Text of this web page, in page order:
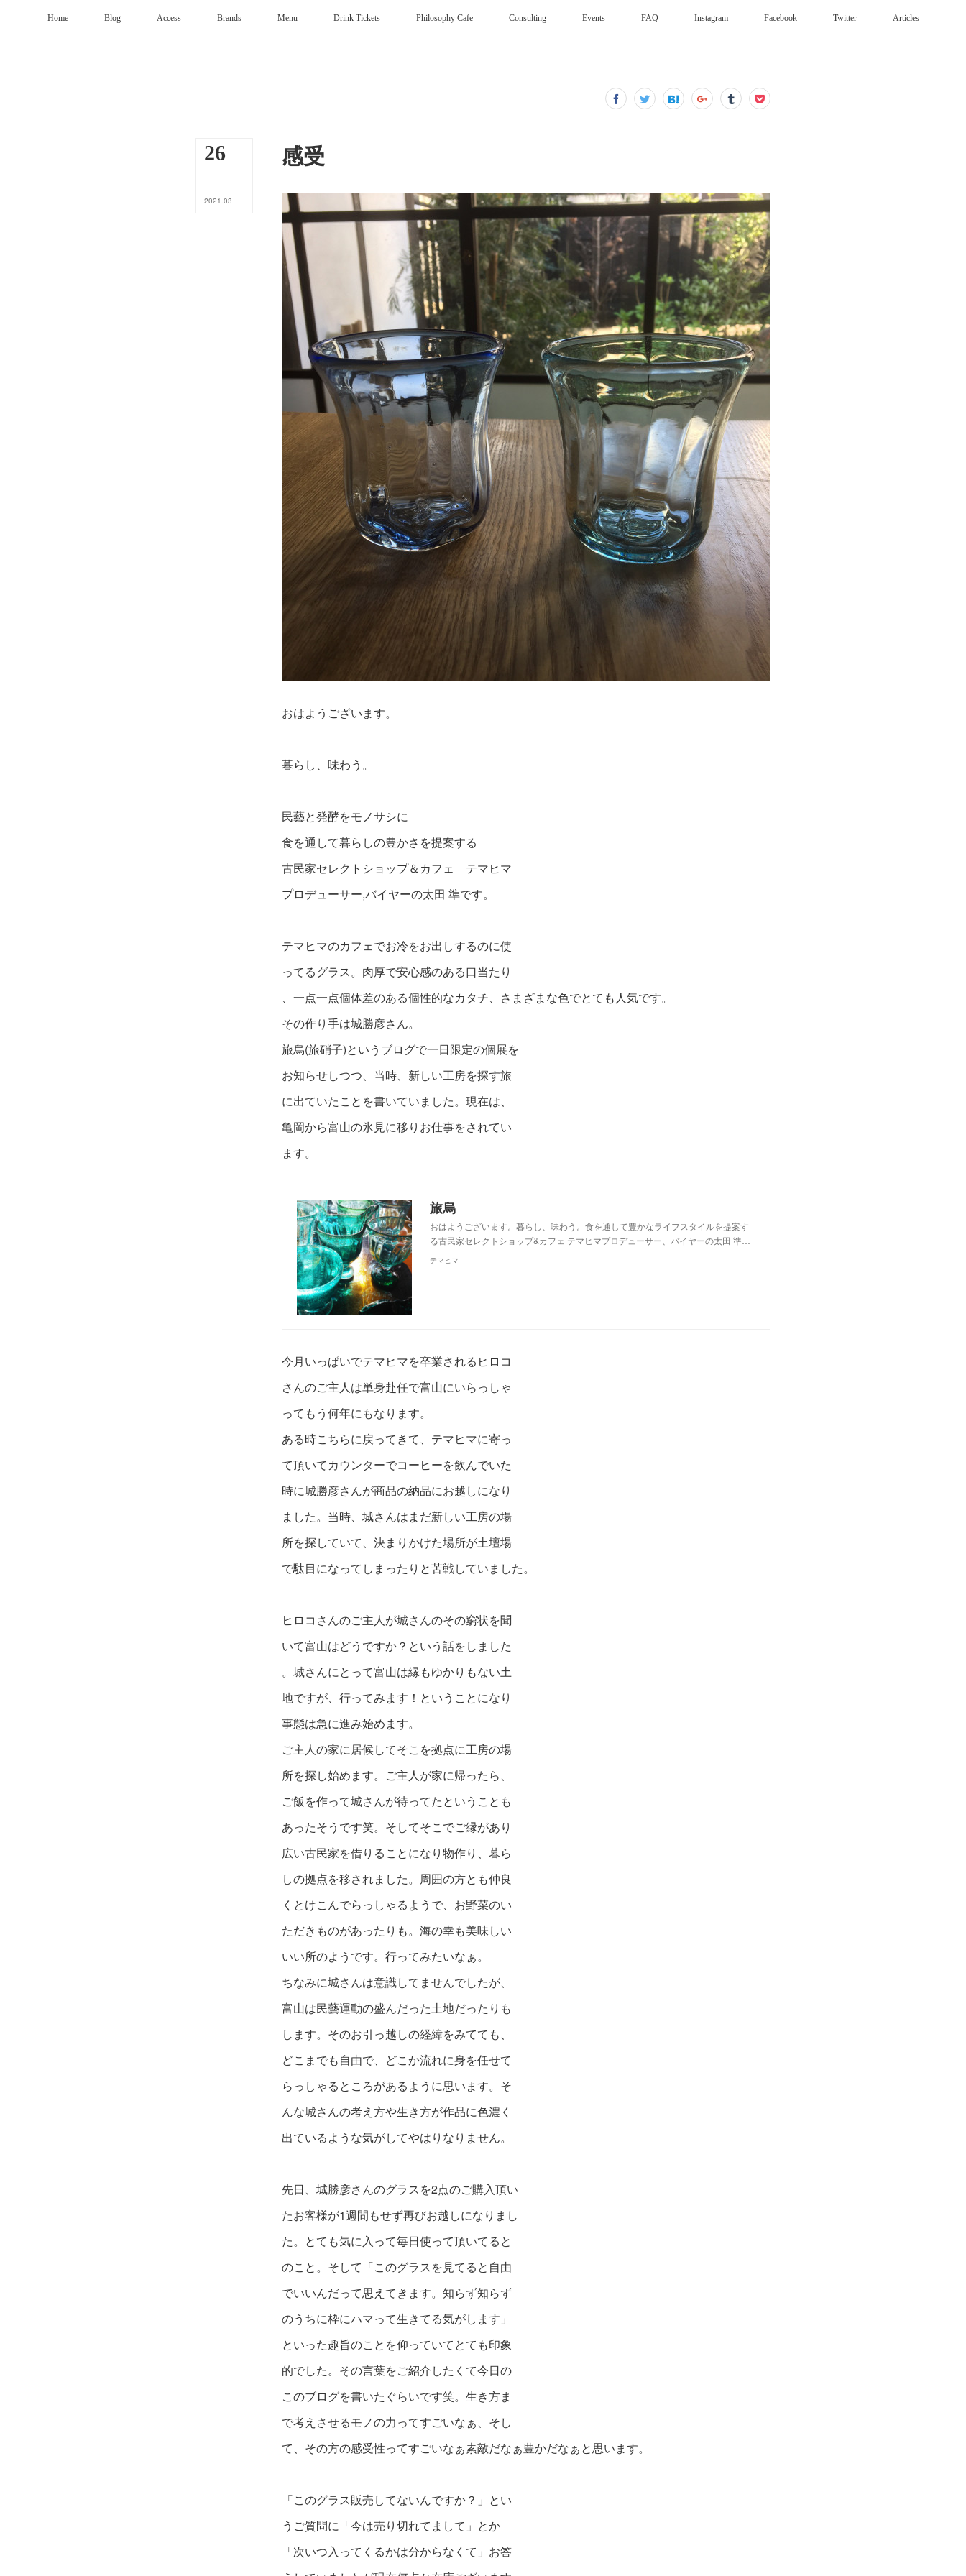
Home Blog Access Brands Menu Drink Tickets Philosophy Cafe Consulting Events FAQ Instagram Facebook Twitter Articles
26
2021 .03
感受
おはようございます。
暮らし、味わう。
民藝と発酵をモノサシに
食を通して暮らしの豊かさを提案する
古民家セレクトショップ＆カフェ テマヒマ
プロデューサー,バイヤーの太田 準です。
テマヒマのカフェでお冷をお出しするのに使
ってるグラス。 肉厚で安心感のある口当たり
、一点一点個体差のある個性的なカタチ、さまざまな色でとても人気です。
その作り手は城勝彦さん。
旅烏(旅硝子)というブログで一日限定の個展を
お知らせしつつ、当時、新しい工房を探す旅
に出ていたことを書いていました。現在は、
亀岡から富山の氷見に移りお仕事をされてい
ます。
旅烏
おはようございます。暮らし、味わう。食を通して豊かなライフスタイルを提案す
る古民家セレクトショップ&カフェ テマヒマプロデューサー、バイヤーの太田 準…
テマヒマ
今月いっぱいでテマヒマを卒業されるヒロコ
さんのご主人は単身赴任で富山にいらっしゃ
ってもう何年にもなります。
ある時こちらに戻ってきて、テマヒマに寄っ
て頂いてカウンターでコーヒーを飲んでいた
時に城勝彦さんが商品の納品にお越しになり
ました。当時、城さんはまだ新しい工房の場
所を探していて、決まりかけた場所が土壇場
で駄目になってしまったりと苦戦していました。
ヒロコさんのご主人が城さんのその窮状を聞
いて富山はどうですか？という話をしました
。城さんにとって富山は縁もゆかりもない土
地ですが、行ってみます！ということになり
事態は急に進み始めます。
ご主人の家に居候してそこを拠点に工房の場
所を探し始めます。ご主人が家に帰ったら、
ご飯を作って城さんが待ってたということも
あったそうです笑。そしてそこでご縁があり
広い古民家を借りることになり物作り、暮ら
しの拠点を移されました。周囲の方とも仲良
くとけこんでらっしゃるようで、お野菜のい
ただきものがあったりも。海の幸も美味しい
いい所のようです。行ってみたいなぁ。
ちなみに城さんは意識してませんでしたが、
富山は民藝運動の盛んだった土地だったりも
します。そのお引っ越しの経緯をみてても、
どこまでも自由で、どこか流れに身を任せて
らっしゃるところがあるように思います。 そ
んな城さんの考え方や生き方が作品に色濃く
出ているような気がしてやはりなりません。
先日、城勝彦さんのグラスを2点のご購入頂い
たお客様が1週間もせず再びお越しになりまし
た。とても気に入って毎日使って頂いてると
のこと。そして「このグラスを見てると自由
でいいんだって思えてきます。知らず知らず
のうちに枠にハマって生きてる気がします」
といった趣旨のことを仰っていてとても印象
的でした。その言葉をご紹介したくて今日の
このブログを書いたぐらいです笑。生き方ま
で考えさせるモノの力ってすごいなぁ、そし
て、その方の感受性ってすごいなぁ素敵だなぁ豊かだなぁと思います。
「このグラス販売してないんですか？」とい
うご質問に「今は売り切れてまして」とか
「次いつ入ってくるかは分からなくて」お答